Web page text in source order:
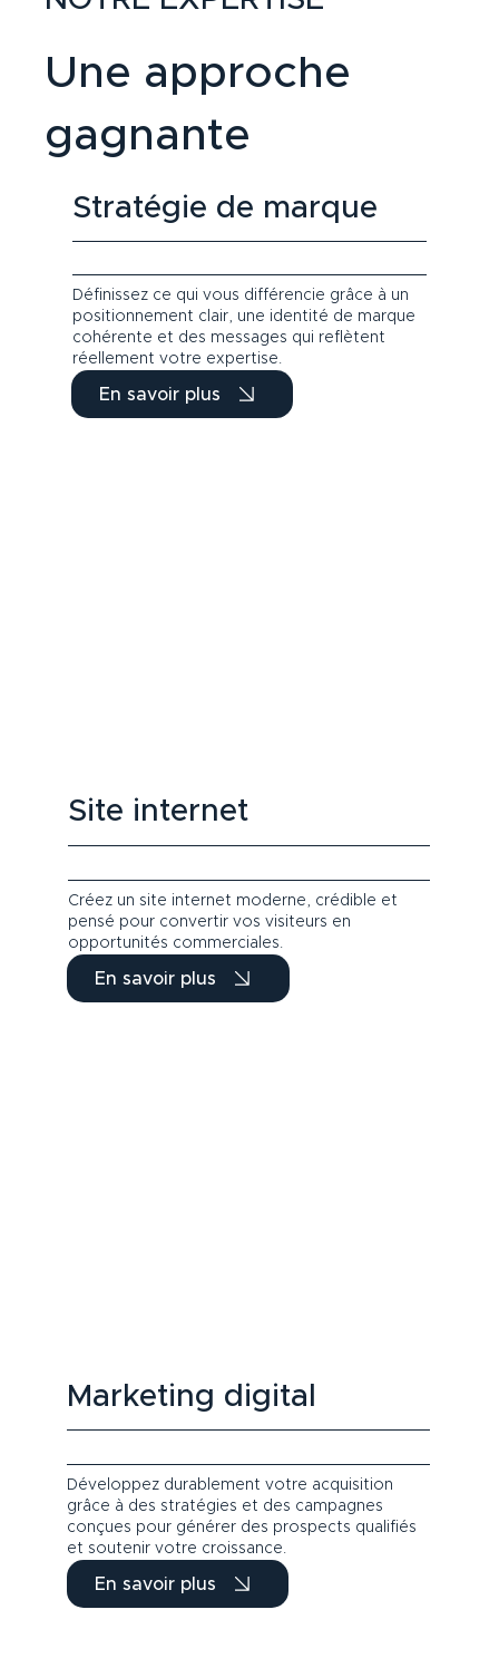
Une approche
gagnante
Stratégie de marque
Définissez ce qui vous différencie grâce à un
positionnement clair, une identité de marque
cohérente et des messages qui reflètent
réellement votre expertise.
En savoir plus
Site internet
Créez un site internet moderne, crédible et
pensé pour convertir vos visiteurs en
opportunités commerciales.
En savoir plus
Marketing digital
Développez durablement votre acquisition
grâce à des stratégies et des campagnes
conçues pour générer des prospects qualifiés
et soutenir votre croissance.
En savoir plus